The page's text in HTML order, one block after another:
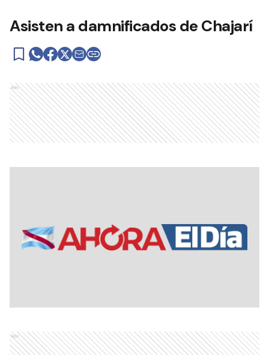
Asisten a damnificados de Chajarí
Ads
Ads